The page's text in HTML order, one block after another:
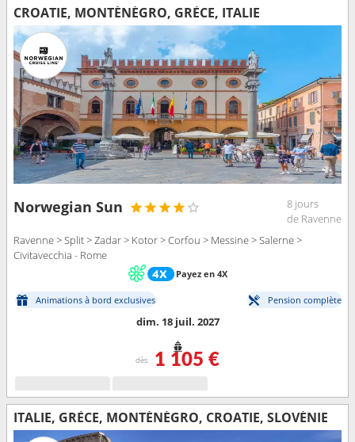
CROATIE, MONTÉNÉGRO, GRÈCE, ITALIE
Norwegian Sun
8 jours
de Ravenne
Ravenne > Split > Zadar > Kotor > Corfou > Messine > Salerne >
Civitavecchia - Rome
Payez en 4X
Animations à bord exclusives Pension complète
dim. 18 juil. 2027
dès 1 105 €
ITALIE, GRÈCE, MONTÉNÉGRO, CROATIE, SLOVÉNIE